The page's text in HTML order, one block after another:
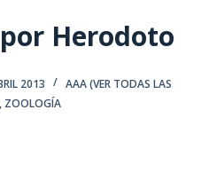
Herodoto
2013
AAA (VER TODAS LAS
, ZOOLOGÍA